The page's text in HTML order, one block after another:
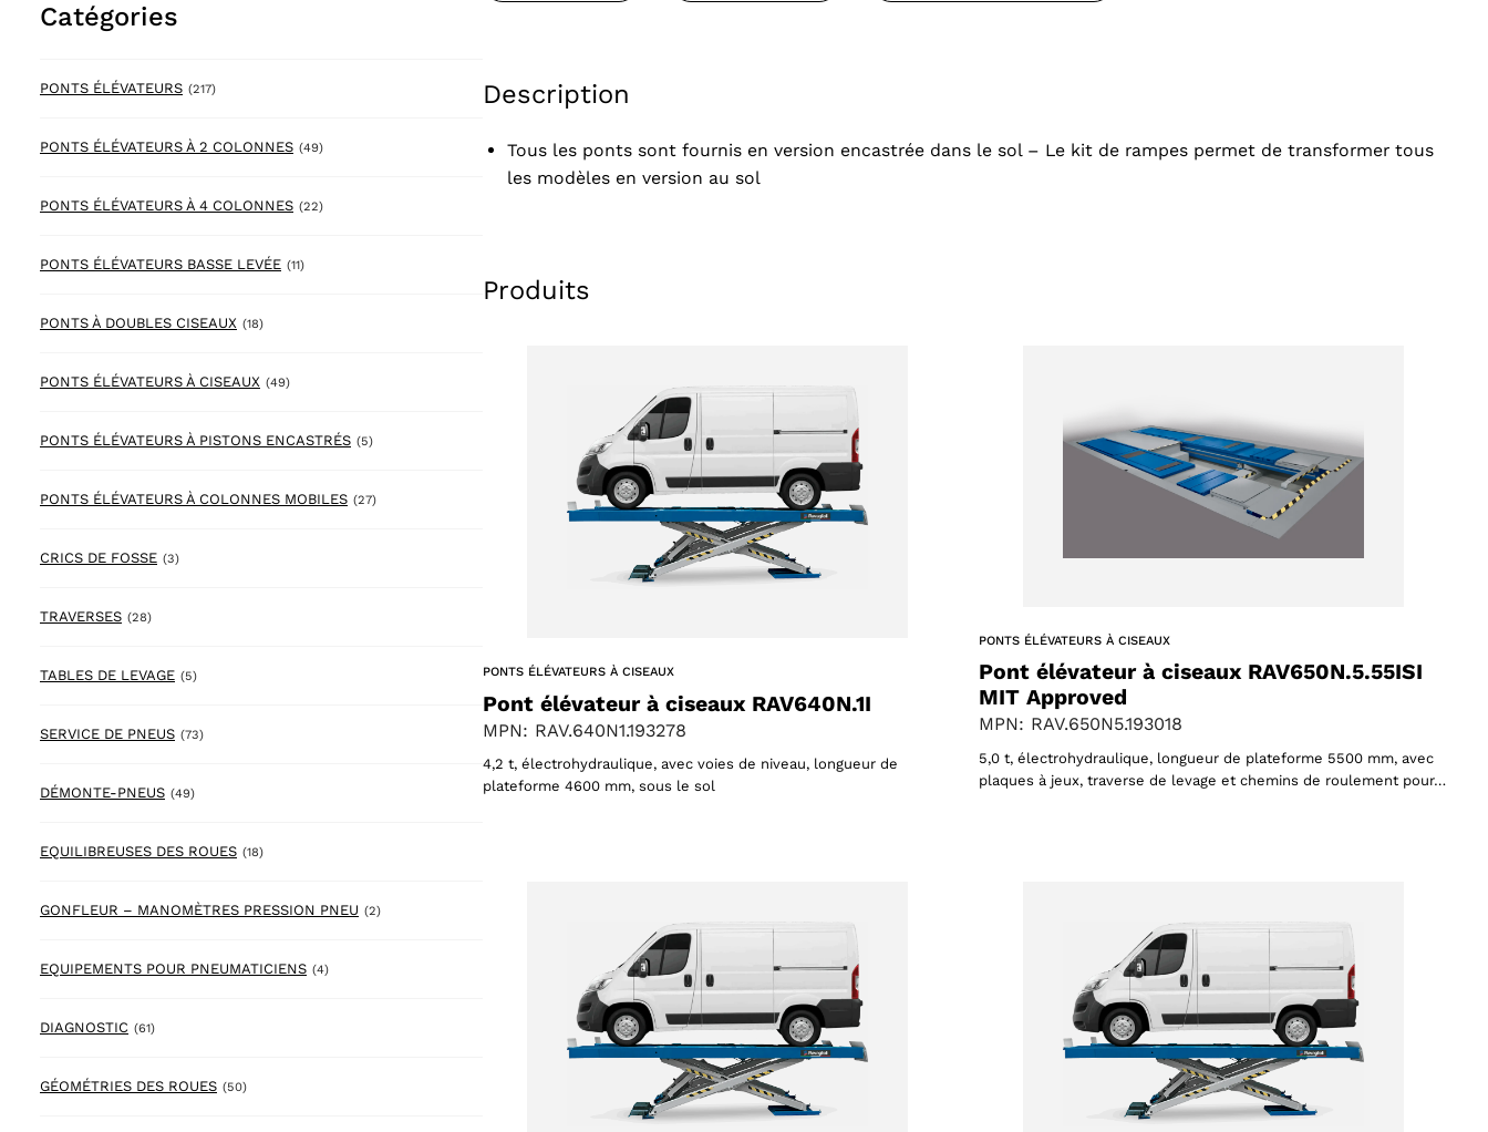
Catégories
PONTS ÉLÉVATEURS (217)217 products
PONTS ÉLÉVATEURS À 2 COLONNES (49)49 products
PONTS ÉLÉVATEURS À 4 COLONNES (22)22 products
PONTS ÉLÉVATEURS BASSE LEVÉE (11)11 products
PONTS À DOUBLES CISEAUX (18)18 products
PONTS ÉLÉVATEURS À CISEAUX (49)49 products
PONTS ÉLÉVATEURS À PISTONS ENCASTRÉS (5)5 products
PONTS ÉLÉVATEURS À COLONNES MOBILES (27)27 products
CRICS DE FOSSE (3)3 products
TRAVERSES (28)28 products
TABLES DE LEVAGE (5)5 products
SERVICE DE PNEUS (73)73 products
DÉMONTE-PNEUS (49)49 products
EQUILIBREUSES DES ROUES (18)18 products
GONFLEUR – MANOMÈTRES PRESSION PNEU (2)2 products
EQUIPEMENTS POUR PNEUMATICIENS (4)4 products
DIAGNOSTIC (61)61 products
GÉOMÉTRIES DES ROUES (50)50 products
Description
Tous les ponts sont fournis en version encastrée dans le sol – Le kit de rampes permet de transformer tous
les modèles en version au sol
Produits
PONTS ÉLÉVATEURS À CISEAUX
Pont élévateur à ciseaux RAV640N.1I
MPN: RAV.640N1.193278
4,2 t, électrohydraulique, avec voies de niveau, longueur de
plateforme 4600 mm, sous le sol
PONTS ÉLÉVATEURS À CISEAUX
Pont élévateur à ciseaux RAV650N.5.55ISI
MIT Approved
MPN: RAV.650N5.193018
5,0 t, électrohydraulique, longueur de plateforme 5500 mm, avec
plaques à jeux, traverse de levage et chemins de roulement pour…
Sélectionner une région
Choisissez votre langue